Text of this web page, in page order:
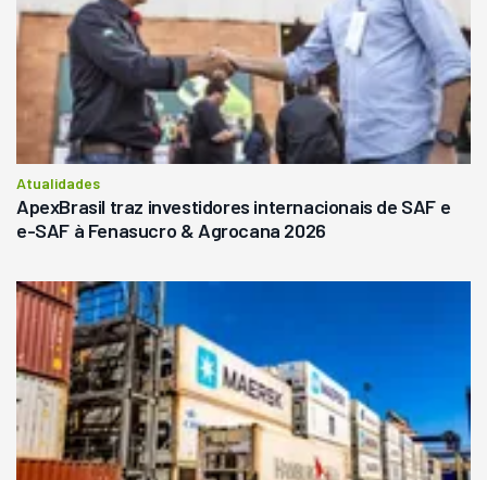
Atualidades
ApexBrasil traz investidores internacionais de SAF e
e-SAF à Fenasucro & Agrocana 2026